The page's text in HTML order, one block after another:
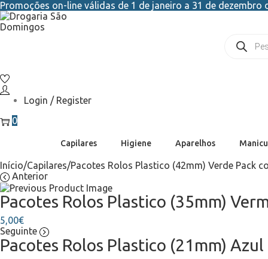
Promoções on-line válidas de 1 de janeiro a 31 de
Login / Register
0
Capilares Higiene Aparelhos
Início/Capilares/Pacotes Rolos Plastico (42mm) Verde Pack
Anterior
Pacotes Rolos Plastico (35mm)
5,00€
Seguinte
Pacotes Rolos Plastico (21mm)